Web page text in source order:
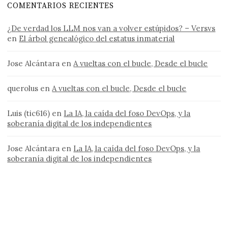
COMENTARIOS RECIENTES
¿De verdad los LLM nos van a volver estúpidos? – Versvs
en El árbol genealógico del estatus inmaterial
Jose Alcántara en A vueltas con el bucle, Desde el bucle
querolus en A vueltas con el bucle, Desde el bucle
Luis (tic616) en La IA, la caída del foso DevOps, y la
soberanía digital de los independientes
Jose Alcántara en La IA, la caída del foso DevOps, y la
soberanía digital de los independientes